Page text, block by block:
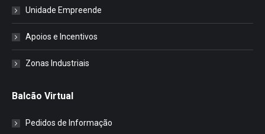
Unidade Empreende
Apoios e Incentivos
Zonas Industriais
Balcão Virtual
Pedidos de Informação